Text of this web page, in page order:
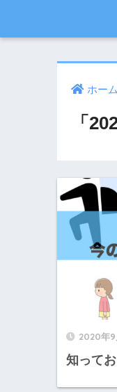
ホーム
「
2020年9
知って